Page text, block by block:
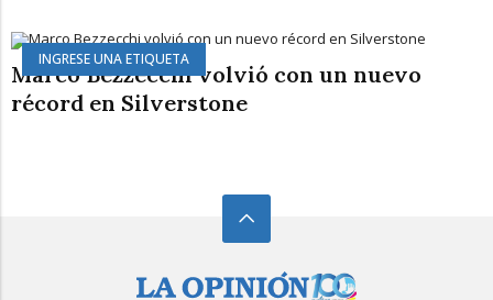
INGRESE UNA ETIQUETA
Marco Bezzecchi volvió con un nuevo
récord en Silverstone